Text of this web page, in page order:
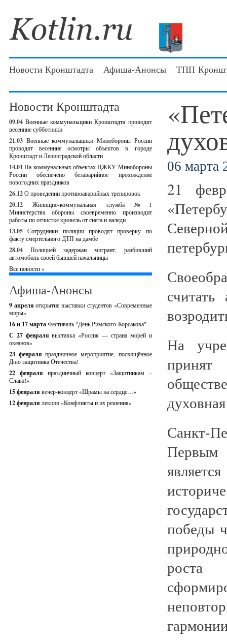
Новости Кронштадта Афиша-Анонсы ТПП
Новости Кронштадта
09.04 Военные коммунальщики Кронштадта проводят
весенние субботники
21.03 Военные коммунальщики Минобороны России
проводят весенние осмотры объектов в городе
Кронштадт и Ленинградской области
14.01 На коммунальных объектах ЦЖКУ Минобороны
России обеспечено безаварийное прохождение
новогодних праздников
26.12О проведении противоаварийных тренировок
20.12
Жилищно-коммунальная служба №1
Министерства обороны своевременно производит
работы по отчистке кровель от снега и наледи
13.05 Сотрудники полиции проводят проверку по
факту смертельного ДТП на дамбе
28.04
Полицией задержан мигрант, разбивший
автомобиль своей бывшей начальницы
Все новости »
Афиша-Анонсы
9 апреляоткрытие выставки студентов «Современные
миры»
16 и 17 мартаФестиваль "День Римского-Корсакова"
С 27 февралявыставка «Россия — страна морей и
океанов»
23 февраляпраздничное мероприятие, посвящённое
Дню защитника Отечества!
22 февраля праздничный концерт «Защитникам –
Слава!»
15 февраля вечер-концерт «Шрамы на сердце…»
12 февраля лекция «Конфликты и их решения»
06 марта
21
На
Санкт-
Первым
победы
роста